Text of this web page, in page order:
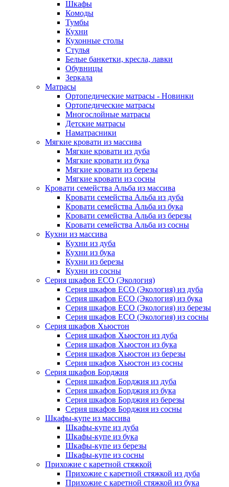
Шкафы
Комоды
Тумбы
Кухни
Кухонные столы
Стулья
Белые банкетки, кресла, лавки
Обувницы
Зеркала
Матрасы
Ортопедические матрасы - Новинки
Ортопедические матрасы
Многослойные матрасы
Детские матрасы
Наматрасники
Мягкие кровати из массива
Мягкие кровати из дуба
Мягкие кровати из бука
Мягкие кровати из березы
Мягкие кровати из сосны
Кровати семейства Альба из массива
Кровати семейства Альба из дуба
Кровати семейства Альба из бука
Кровати семейства Альба из березы
Кровати семейства Альба из сосны
Кухни из массива
Кухни из дуба
Кухни из бука
Кухни из березы
Кухни из сосны
Серия шкафов ECO (Экология)
Серия шкафов ECO (Экология) из дуба
Серия шкафов ECO (Экология) из бука
Серия шкафов ECO (Экология) из березы
Серия шкафов ECO (Экология) из сосны
Серия шкафов Хьюстон
Серия шкафов Хьюстон из дуба
Серия шкафов Хьюстон из бука
Серия шкафов Хьюстон из березы
Серия шкафов Хьюстон из сосны
Серия шкафов Борджия
Серия шкафов Борджия из дуба
Серия шкафов Борджия из бука
Серия шкафов Борджия из березы
Серия шкафов Борджия из сосны
Шкафы-купе из массива
Шкафы-купе из дуба
Шкафы-купе из бука
Шкафы-купе из березы
Шкафы-купе из сосны
Прихожие с каретной стяжкой
Прихожие с каретной стяжкой из дуба
Прихожие с каретной стяжкой из бука